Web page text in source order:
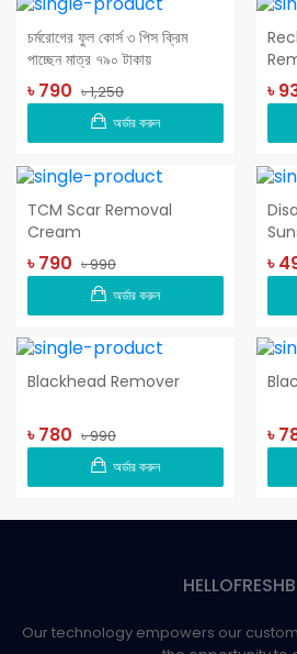
চর্মরোগের ফুল কোর্স ৩ পিস ক্রিম
পাচ্ছেন মাত্র ৭৯০ টাকায়
৳ 790 ৳ 1,250
অর্ডার করুন
৳
TCM Scar Removal
Cream
৳ 790 ৳ 990
অর্ডার করুন
৳
Blackhead Remover
৳ 780 ৳ 990
অর্ডার করুন
৳
Our technology empowers our